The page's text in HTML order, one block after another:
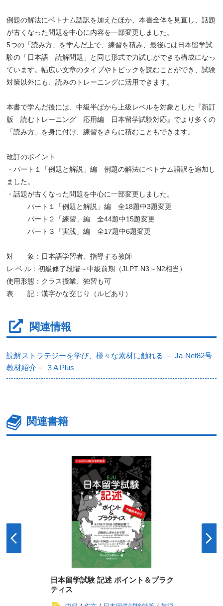
例題の解法にベトナム語訳を加えたほか、本書全体を見直し、話題
が古くなった問題を中心に内容を一部変更しました。
5つの「読み方」を学んだ上で、練習を積み、最後には日本留学試
験の「日本語 読解問題」と同じ形式で力試しができる構成になっ
ています。幅広い文章のタイプやトピックを読むことができ、試験
対策以外にも、読みのトレーニングに活用できます。
本書で学んだ後には、中級半ばから上級レベルを対象とした『新訂
版 読むトレーニング 応用編 日本留学試験対応』でより多くの
「読み方」を身に付け、練習をさらに積むこともできます。
改訂のポイント
・パート１「例題と解説」編 例題の解法にベトナム語訳を追加し
ました。
・話題が古くなった問題を中心に一部変更しました。
パート１「例題と解説」編 全18題中3題変更
パート２「練習」編 全44題中15題変更
パート３「実践」編 全17題中6題変更
対 象：日本語学習者、指導する教師
レ ベ ル：初級修了段階～中級前期（JLPT N3～N2相当）
使用形態：クラス授業、独習も可
表 記：漢字かな交じり（ルビあり）
関連情報
読解ストラテジーを学び、様々な素材に触れる － Ja-Net82号
教材紹介－ ３A Plus
関連書籍
日本留学試験 記述 ポイント＆プラク
ティス